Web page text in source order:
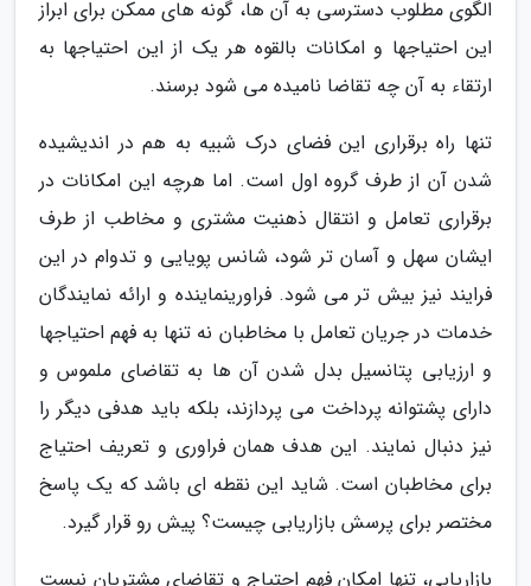
الگوی مطلوب دسترسی به آن ها، گونه های ممکن برای ابراز
این احتیاجها و امکانات بالقوه هر یک از این احتیاجها به
ارتقاء به آن چه تقاضا نامیده می شود برسند.
تنها راه برقراری این فضای درک شبیه به هم در اندیشیده
شدن آن از طرف گروه اول است. اما هرچه این امکانات در
برقراری تعامل و انتقال ذهنیت مشتری و مخاطب از طرف
ایشان سهل و آسان تر شود، شانس پویایی و تدوام در این
فرایند نیز بیش تر می شود. فراورینماینده و ارائه نمایندگان
خدمات در جریان تعامل با مخاطبان نه تنها به فهم احتیاجها
و ارزیابی پتانسیل بدل شدن آن ها به تقاضای ملموس و
دارای پشتوانه پرداخت می پردازند، بلکه باید هدفی دیگر را
نیز دنبال نمایند. این هدف همان فراوری و تعریف احتیاج
برای مخاطبان است. شاید این نقطه ای باشد که یک پاسخ
مختصر برای پرسش بازاریابی چیست؟ پیش رو قرار گیرد.
بازاریابی، تنها امکان فهم احتیاج و تقاضای مشتریان نیست